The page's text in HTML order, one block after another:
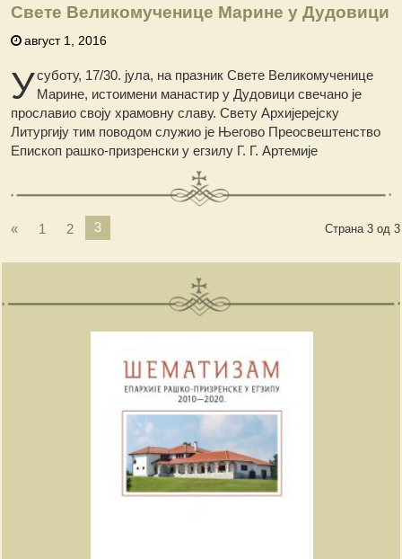
Свете Великомученице Марине у Дудовици
август 1, 2016
Усуботу, 17/30. јула, на празник Свете Великомученице
Марине, истоимени манастир у Дудовици свечано је
прославио своју храмовну славу. Свету Архијерејску
Литургију тим поводом служио је Његово Преосвештенство
Епископ рашко-призренски у егзилу Г. Г. Артемије
Страна 3 од 3
« 1 2 3